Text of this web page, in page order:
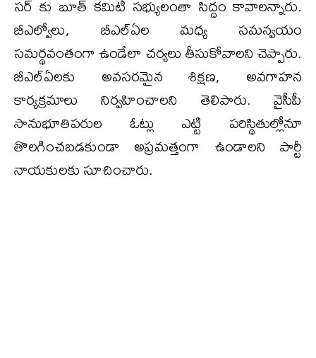
సర్ కు బూత్ కమిటీ సభ్యులంతా సిద్ధం కావాలన్నారు.
బీఎల్వోలు, బీఎల్ఏల మధ్య సమన్వయం
సమర్థవంతంగా ఉండేలా చర్యలు తీసుకోవాలని చెప్పారు.
బీఎల్ఏలకు అవసరమైన శిక్షణ, అవగాహన
కార్యక్రమాలు నిర్వహించాలని తెలిపారు. వైసీపీ
సానుభూతిపరుల ఓట్లు ఎట్టి పరిస్థితుల్లోనూ
తొలగించబడకుండా అప్రమత్తంగా ఉండాలని పార్టీ
నాయకులకు సూచించారు.